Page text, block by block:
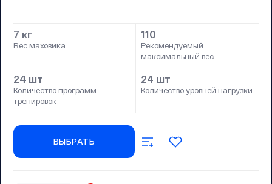
7 кг
Вес маховика
110
Рекомендуемый
максимальный вес
24 шт
Количество программ
тренировок
24 шт
Количество уровней нагрузки
ВЫБРАТЬ